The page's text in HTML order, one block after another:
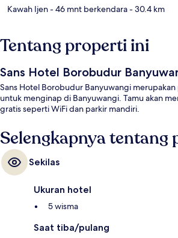
Kawah Ijen- 46 mnt berkendara- 30.4 km
Tentang properti ini
Sans Hotel Borobudur
Sans Hotel Borobudur Banyuwangi
untuk menginap di Banyuwangi. Tamu akan
gratis seperti WiFi dan parkir mandiri.
Selengkapnya tentang
Sekilas
Ukuran hotel
5 wisma
Saat tiba/pulang